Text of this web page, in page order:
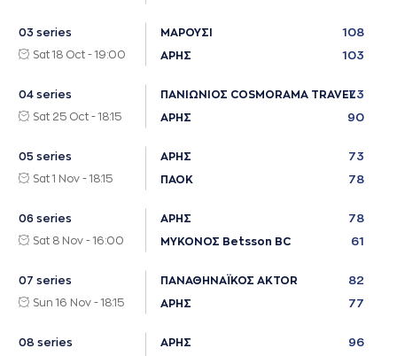
03 series
Sat 18 Oct - 19:00
ΜΑΡΟΥΣΙ 108
ΑΡΗΣ 103
04 series
Sat 25 Oct - 18:15
ΠΑΝΙΩΝΙΟΣ COSMORAMA TRAVEL73
ΑΡΗΣ 90
05 series
Sat 1 Nov - 18:15
ΑΡΗΣ 73
ΠΑΟΚ 78
06 series
Sat 8 Nov - 16:00
ΑΡΗΣ 78
ΜΥΚΟΝΟΣ Betsson BC 61
07 series
Sun 16 Nov - 18:15
ΠΑΝΑΘΗΝΑΪΚΟΣ AKTOR 82
ΑΡΗΣ 77
08 series ΑΡΗΣ 96